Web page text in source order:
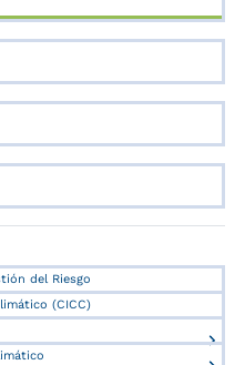
del Riesgo
(CICC)